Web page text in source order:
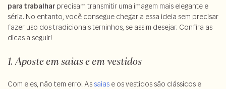
para trabalhar precisam transmitir uma imagem mais elegante e
séria. No entanto, você consegue chegar a essa ideia sem precisar
fazer uso dos tradicionais terninhos, se assim desejar. Confira as
dicas a seguir!
1. Aposte em saias e em vestidos
Com eles, não tem erro! Assaias e os vestidos são clássicos e